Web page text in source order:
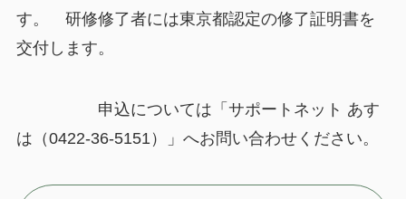
す。 研修修了者には東京都認定の修了証明書を
交付します。
申込については「サポートネット あす
は（0422-36-5151）」へお問い合わせください。